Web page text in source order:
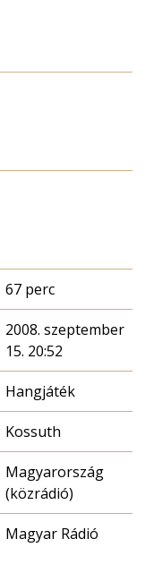
67 perc
2008. szeptember
15. 20:52
Hangjáték
Kossuth
Magyarország
(közrádió)
Magyar Rádió